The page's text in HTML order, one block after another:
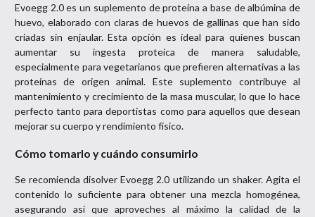
Evoegg 2.0 es un suplemento de proteína a base de albúmina de
huevo, elaborado con claras de huevos de gallinas que han sido
criadas sin enjaular. Esta opción es ideal para quienes buscan
aumentar su ingesta proteica de manera saludable,
especialmente para vegetarianos que prefieren alternativas a las
proteínas de origen animal. Este suplemento contribuye al
mantenimiento y crecimiento de la masa muscular, lo que lo hace
perfecto tanto para deportistas como para aquellos que desean
mejorar su cuerpo y rendimiento físico.
Cómo tomarlo y cuándo consumirlo
Se recomienda disolver Evoegg 2.0 utilizando un shaker. Agita el
contenido lo suficiente para obtener una mezcla homogénea,
asegurando así que aproveches al máximo la calidad de la